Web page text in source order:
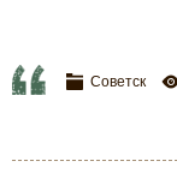
Советск